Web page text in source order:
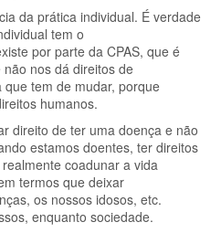
da prática individual. É verdade
tem o
por parte da CPAS, que é
nos dá direitos de
tem de mudar, porque
humanos.
direito de ter uma doença e não
estamos doentes, ter direitos
coadunar a vida
termos que deixar
os nossos idosos, etc.
enquanto sociedade.